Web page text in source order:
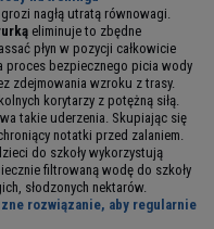
nagłą utratą równowagi.
eliminuje to zbędne
płyn w pozycji całkowicie
proces bezpiecznego picia wody
zdejmowania wzroku z trasy.
korytarzy z potężną siłą.
takie uderzenia. Skupiając się
notatki przed zalaniem.
do szkoły wykorzystują
filtrowaną wodę do szkoły
słodzonych nektarów.
rozwiązanie, aby regularnie